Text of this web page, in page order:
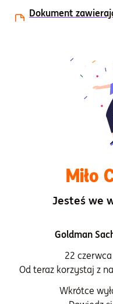
Dokument
Wyniki osiągnięte
Historyczne
Oświadczenie
niekorzystnych
Prospekt
Miło
Jesteś we
Goldman
22
Od teraz korzystaj z
Wkrótce